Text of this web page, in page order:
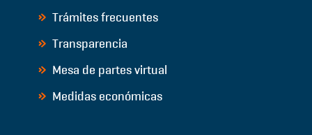
Trámites frecuentes
Transparencia
Mesa de partes virtual
Medidas económicas